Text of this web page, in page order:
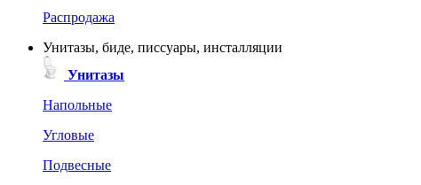
Распродажа
Унитазы, биде, писсуары, инсталляции
Унитазы
Напольные
Угловые
Подвесные